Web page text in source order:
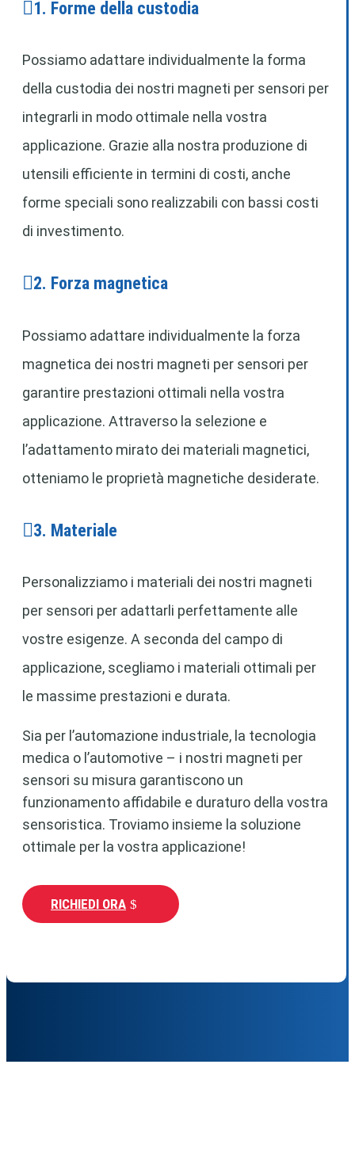
1. Forme della custodia
Possiamo adattare individualmente la forma
della custodia dei nostri magneti per sensori per
integrarli in modo ottimale nella vostra
applicazione. Grazie alla nostra produzione di
utensili efficiente in termini di costi, anche
forme speciali sono realizzabili con bassi costi
di investimento.
2. Forza magnetica
Possiamo adattare individualmente la forza
magnetica dei nostri magneti per sensori per
garantire prestazioni ottimali nella vostra
applicazione. Attraverso la selezione e
l’adattamento mirato dei materiali magnetici,
otteniamo le proprietà magnetiche desiderate.
3. Materiale
Personalizziamo i materiali dei nostri magneti
per sensori per adattarli perfettamente alle
vostre esigenze. A seconda del campo di
applicazione, scegliamo i materiali ottimali per
le massime prestazioni e durata.
Sia per l’automazione industriale, la tecnologia
medica o l’automotive – i nostri magneti per
sensori su misura garantiscono un
funzionamento affidabile e duraturo della vostra
sensoristica. Troviamo insieme la soluzione
ottimale per la vostra applicazione!
RICHIEDI ORA